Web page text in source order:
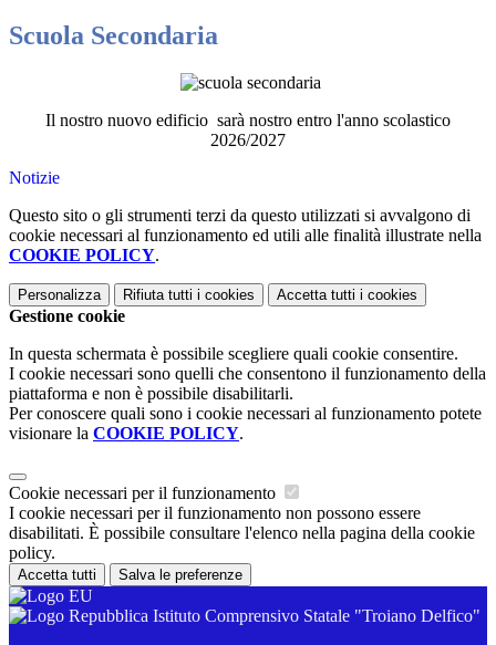
Scuola Secondaria
Il nostro nuovo edificio sarà nostro entro l'anno scolastico
2026/2027
Notizie
Questo sito o gli strumenti terzi da questo utilizzati si avvalgono di
cookie necessari al funzionamento ed utili alle finalità illustrate nella
COOKIE POLICY.
Personalizza Rifiuta tutti i cookies Accetta tutti i cookies
Gestione cookie
In questa schermata è possibile scegliere quali cookie consentire.
I cookie necessari sono quelli che consentono il funzionamento della
piattaforma e non è possibile disabilitarli.
Per conoscere quali sono i cookie necessari al funzionamento potete
visionare la COOKIE POLICY.
Cookie necessari per il funzionamento
I cookie necessari per il funzionamento non possono essere
disabilitati. È possibile consultare l'elenco nella pagina della cookie
policy.
Accetta tutti Salva le preferenze
Istituto Comprensivo Statale "Troiano Delfico"